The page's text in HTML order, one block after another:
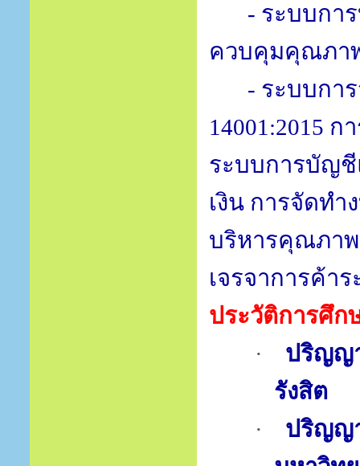
- ระบบกา
ควบคุมคุณภาพ
- ระบบกา
14001:2015 ก
ระบบการบัญชี
เงิน การจัดท
บริหารคุณภาพ
เจรจาการค้า
ประวัติการศึก
·
ปริญญ
รังสิต
·
ปริญญ